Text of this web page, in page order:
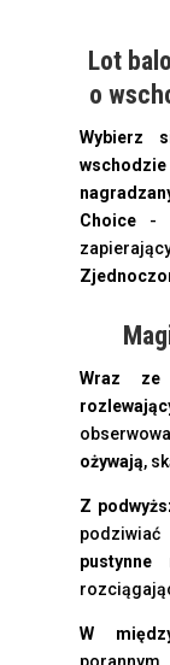
Lot
o
Wybierz
wschodzie
Choice- i
Wraz ze
ożywają,
Z
podziwiać
pustynne
W